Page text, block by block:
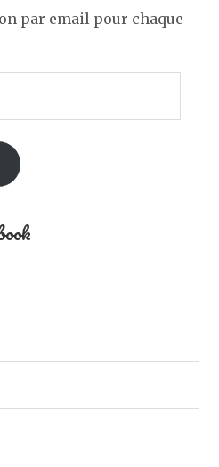
par email pour chaque